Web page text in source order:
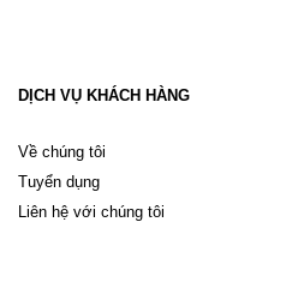
DỊCH VỤ KHÁCH HÀNG
Về chúng tôi
Tuyển dụng
Liên hệ với chúng tôi